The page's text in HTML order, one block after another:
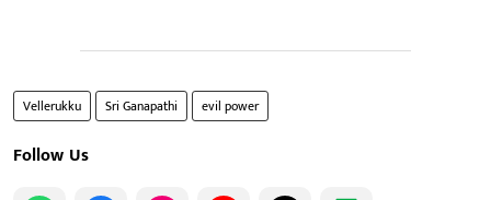
Vellerukku Sri Ganapathi evil power
Follow Us